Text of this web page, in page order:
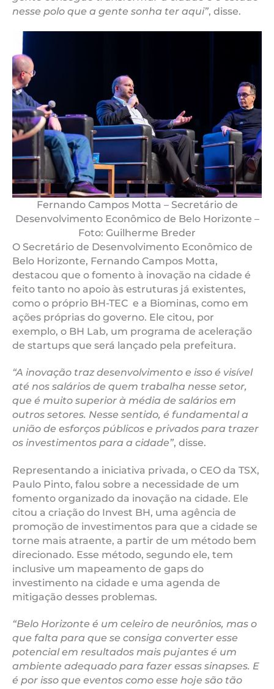
nesse polo que a gente sonha ter aqui”, disse.
Fernando Campos Motta – Secretário de
Desenvolvimento Econômico de Belo Horizonte –
Foto: Guilherme Breder
O Secretário de Desenvolvimento Econômico de
Belo Horizonte, Fernando Campos Motta,
destacou que o fomento à inovação na cidade é
feito tanto no apoio às estruturas já existentes,
como o próprio BH-TEC e a Biominas, como em
ações próprias do governo. Ele citou, por
exemplo, o BH Lab, um programa de aceleração
de startups que será lançado pela prefeitura.
“A inovação traz desenvolvimento e isso é visível
até nos salários de quem trabalha nesse setor,
que é muito superior à média de salários em
outros setores. Nesse sentido, é fundamental a
união de esforços públicos e privados para trazer
os investimentos para a cidade”, disse.
Representando a iniciativa privada, o CEO da TSX,
Paulo Pinto, falou sobre a necessidade de um
fomento organizado da inovação na cidade. Ele
citou a criação do Invest BH, uma agência de
promoção de investimentos para que a cidade se
torne mais atraente, a partir de um método bem
direcionado. Esse método, segundo ele, tem
inclusive um mapeamento de gaps do
investimento na cidade e uma agenda de
mitigação desses problemas.
“Belo Horizonte é um celeiro de neurônios, mas o
que falta para que se consiga converter esse
potencial em resultados mais pujantes é um
ambiente adequado para fazer essas sinapses. E
é por isso que eventos como esse hoje são tão